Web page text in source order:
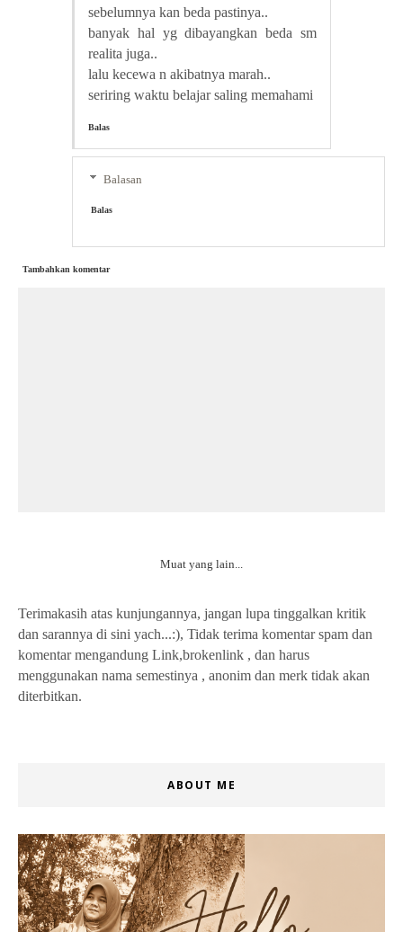
sebelumnya kan beda pastinya..
banyak hal yg dibayangkan beda sm
realita juga..
lalu kecewa n akibatnya marah..
seriring waktu belajar saling memahami
Balas
Balasan
Balas
Tambahkan komentar
Muat yang lain...
Terimakasih atas kunjungannya, jangan lupa tinggalkan kritik
dan sarannya di sini yach...:), Tidak terima komentar spam dan
komentar mengandung Link,brokenlink , dan harus
menggunakan nama semestinya , anonim dan merk tidak akan
diterbitkan.
ABOUT ME